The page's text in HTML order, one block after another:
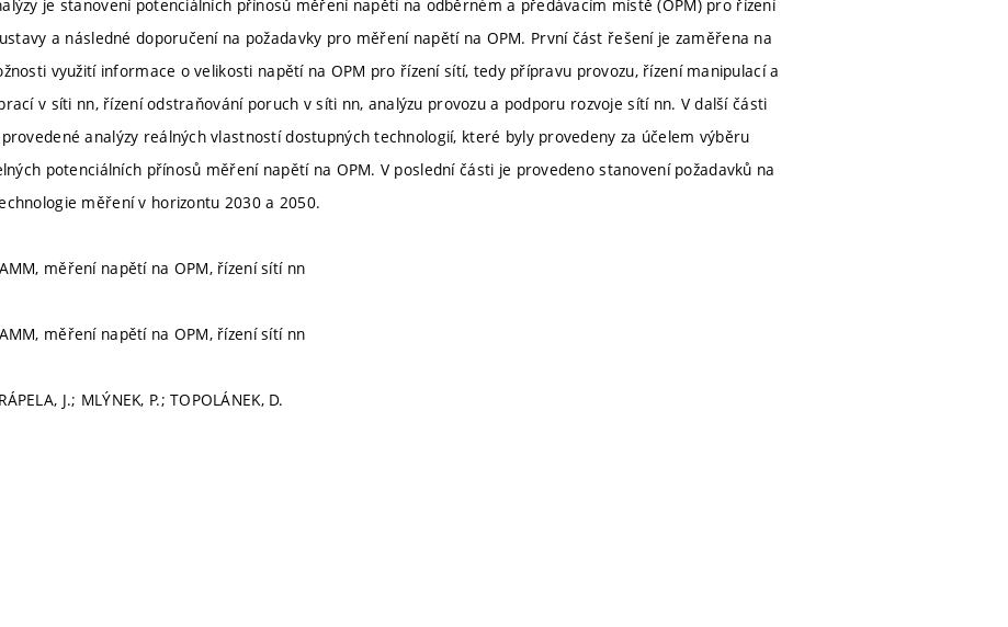
je stanovení potenciálních přínosů měření napětí na odběrném a předávacím místě (OPM) pro řízení
a následné doporučení na požadavky pro měření napětí na OPM. První část řešení je zaměřena na
využití informace o velikosti napětí na OPM pro řízení sítí, tedy přípravu provozu, řízení manipulací a
v síti nn, řízení odstraňování poruch v síti nn, analýzu provozu a podporu rozvoje sítí nn. V další části
analýzy reálných vlastností dostupných technologií, které byly provedeny za účelem výběru
potenciálních přínosů měření napětí na OPM. V poslední části je provedeno stanovení požadavků na
měření v horizontu 2030 a 2050.
měření napětí na OPM, řízení sítí nn
měření napětí na OPM, řízení sítí nn
J.; MLÝNEK, P.; TOPOLÁNEK, D.